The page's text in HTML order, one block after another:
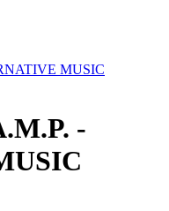
MUSIC
-